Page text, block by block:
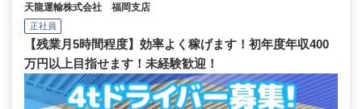
天龍運輸株式会社 福岡支店
正社員
【残業月5時間程度】効率よく稼げます！初年度年収400
万円以上目指せます！未経験歓迎！